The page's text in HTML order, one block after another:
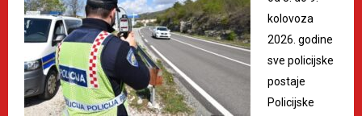
kolovoza
2026. godine
sve policijske
postaje
Policijske